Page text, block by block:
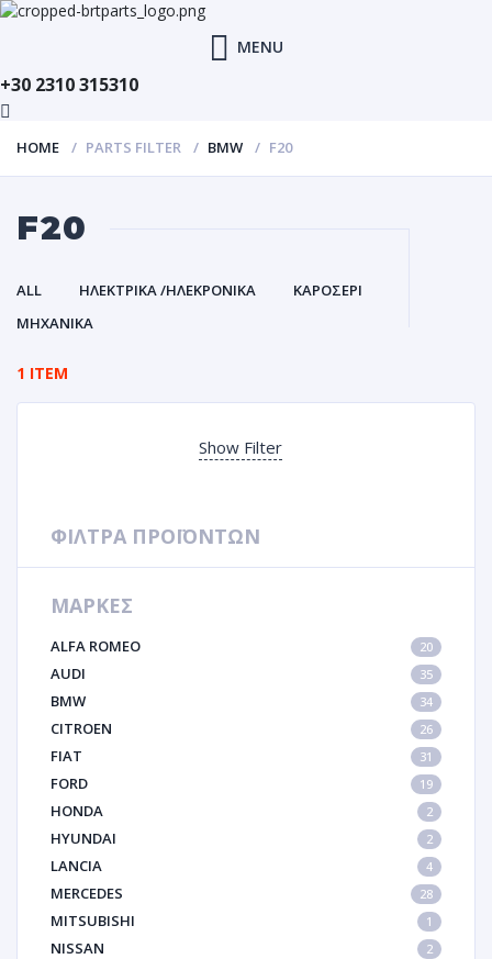
MENU
+30 2310 315310
HOME PARTS FILTER BMW F20
F20
ALL ΗΛΕΚΤΡΙΚΑ /ΗΛΕΚΡΟΝΙΚΑ
ΚΑΡΟΣΕΡΙ
ΜΗΧΑΝΙΚΑ
1 ITEM
Show Filter
ΦΙΛΤΡΑ ΠΡΟΪΟΝΤΩΝ
ΜΑΡΚΕΣ
ALFA ROMEO 20
AUDI 35
BMW 34
CITROEN 26
FIAT 31
FORD 19
HONDA 2
HYUNDAI 2
LANCIA 4
MERCEDES 28
MITSUBISHI 1
NISSAN 2